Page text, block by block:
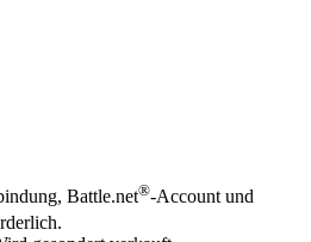
Battle.net®-Account und